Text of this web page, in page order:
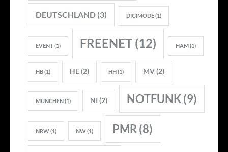
DEUTSCHLAND (3) DIGIMODE(1)
EVENT(1) FREENET (12) HAM(1)
HB(1) HE(2) HH(1) MV(2)
MÜNCHEN(1) NI (2) NOTFUNK(9)
NRW(1) NW(1) PMR(8)